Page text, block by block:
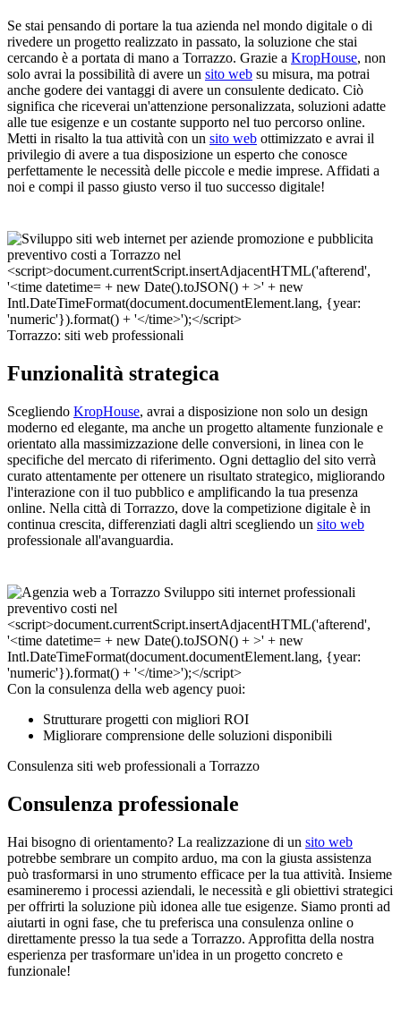
Se stai pensando di portare la tua azienda nel mondo digitale o di
rivedere un progetto realizzato in passato, la soluzione che stai
cercando è a portata di mano a Torrazzo. Grazie a KropHouse, non
solo avrai la possibilità di avere un sito web su misura, ma potrai
anche godere dei vantaggi di avere un consulente dedicato. Ciò
significa che riceverai un'attenzione personalizzata, soluzioni adatte
alle tue esigenze e un costante supporto nel tuo percorso online.
Metti in risalto la tua attività con un sito web ottimizzato e avrai il
privilegio di avere a tua disposizione un esperto che conosce
perfettamente le necessità delle piccole e medie imprese. Affidati a
noi e compi il passo giusto verso il tuo successo digitale!
Torrazzo: siti web professionali
Funzionalità strategica
Scegliendo KropHouse, avrai a disposizione non solo un design
moderno ed elegante, ma anche un progetto altamente funzionale e
orientato alla massimizzazione delle conversioni, in linea con le
specifiche del mercato di riferimento. Ogni dettaglio del sito verrà
curato attentamente per ottenere un risultato strategico, migliorando
l'interazione con il tuo pubblico e amplificando la tua presenza
online. Nella città di Torrazzo, dove la competizione digitale è in
continua crescita, differenziati dagli altri scegliendo un sito web
professionale all'avanguardia.
Con la consulenza della web agency puoi:
Strutturare progetti con migliori ROI
Migliorare comprensione delle soluzioni disponibili
Consulenza siti web professionali a Torrazzo
Consulenza professionale
Hai bisogno di orientamento? La realizzazione di un sito web
potrebbe sembrare un compito arduo, ma con la giusta assistenza
può trasformarsi in uno strumento efficace per la tua attività. Insieme
esamineremo i processi aziendali, le necessità e gli obiettivi strategici
per offrirti la soluzione più idonea alle tue esigenze. Siamo pronti ad
aiutarti in ogni fase, che tu preferisca una consulenza online o
direttamente presso la tua sede a Torrazzo. Approfitta della nostra
esperienza per trasformare un'idea in un progetto concreto e
funzionale!